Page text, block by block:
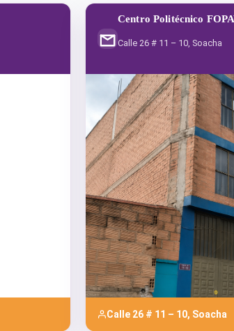
Centro Politécnico
Calle 26 # 11 – 10, Soacha
Calle 26 # 11 – 10, Soacha